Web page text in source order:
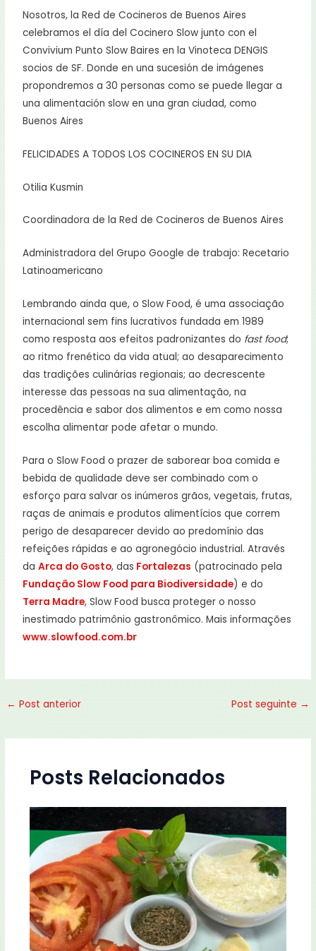
Nosotros, la Red de Cocineros de Buenos Aires
celebramos el día del Cocinero Slow junto con el
Convivium Punto Slow Baires en la Vinoteca DENGIS
socios de SF. Donde en una sucesión de imágenes
propondremos a 30 personas como se puede llegar a
una alimentación slow en una gran ciudad, como
Buenos Aires
FELICIDADES A TODOS LOS COCINEROS EN SU DIA
Otilia Kusmin
Coordinadora de la Red de Cocineros de Buenos Aires
Administradora del Grupo Google de trabajo: Recetario
Latinoamericano
Lembrando ainda que, o Slow Food, é uma associação
internacional sem fins lucrativos fundada em 1989
como resposta aos efeitos padronizantes do fast food;
ao ritmo frenético da vida atual; ao desaparecimento
das tradições culinárias regionais; ao decrescente
interesse das pessoas na sua alimentação, na
procedência e sabor dos alimentos e em como nossa
escolha alimentar pode afetar o mundo.
Para o Slow Food o prazer de saborear boa comida e
bebida de qualidade deve ser combinado com o
esforço para salvar os inúmeros grãos, vegetais, frutas,
raças de animais e produtos alimentícios que correm
perigo de desaparecer devido ao predomínio das
refeições rápidas e ao agronegócio industrial. Através
daArca do Gosto, das Fortalezas (patrocinado pela
Fundação Slow Food para Biodiversidade) e do
Terra Madre, Slow Food busca proteger o nosso
inestimado patrimônio gastronômico. Mais informações
www.slowfood.com.br
← Post anterior Post seguinte →
Posts Relacionados